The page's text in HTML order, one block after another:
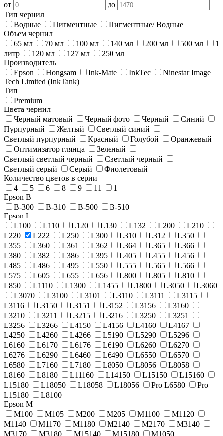
от
до
Тип чернил
Водные
Пигментные
Пигментные/ Водные
Объем чернил
65 мл
70 мл 100 мл 140 мл 200 мл 500 мл
1
литр
120 мл 127 мл
250 мл
Производитель
Epson
Hongsam Ink-Mate InkTec
Ninestar Image
Tech Limited (InkTank)
Тип
Premium
Цвета чернил
Черный матовый
Черный фото Черный
Синий
Пурпурный
Желтый
Светлый синий
Светлый пурпурный
Красный Голубой
Оранжевый
Оптимизатор глянца
Зеленый
Светлый светлый черный
Светлый черный
Светлый серый
Серый
Фиолетовый
Количество цветов в серии
4
5 6 8 9 11
1
Epson B
B-300
B-310 B-500
B-510
Epson L
L100
L110 L120 L130 L132 L200
L210
L220
L222 L250 L300 L310 L312
L350
L355
L360 L361 L362 L364 L365
L366
L380
L382 L386 L395 L405 L455
L456
L485
L486 L495 L550 L555 L565
L566
L575
L605 L655 L656 L800 L805
L810
L850
L1110 L1300 L1455 L1800 L3050
L3060
L3070
L3100 L3101 L3110 L3111
L3115
L3116
L3150 L3151 L3152 L3156
L3160
L3210
L3211 L3215 L3216 L3250
L3251
L3256
L3266 L4150 L4156 L4160
L4167
L4250
L4260 L4266 L5190 L5290
L5296
L6160
L6170 L6176 L6190 L6260
L6270
L6276
L6290 L6460 L6490 L6550
L6570
L6580
L7160 L7180 L8050 L8056
L8058
L8160
L8180 L11160 L14150 L15150
L15160
L15180
L18050 L18058 L18056 Pro L6580
Pro
L15180
L8100
Epson M
M100
M105 M200 M205 M1100
M1120
M1140
M1170 M1180 M2140 M2170
M3140
M3170
M3180 M15140 M15180 M1050